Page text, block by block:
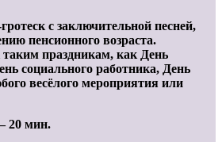
с заключительной песней,
пенсионного возраста.
таким праздникам, как День
социального работника, День
весёлого мероприятия или
20 мин.